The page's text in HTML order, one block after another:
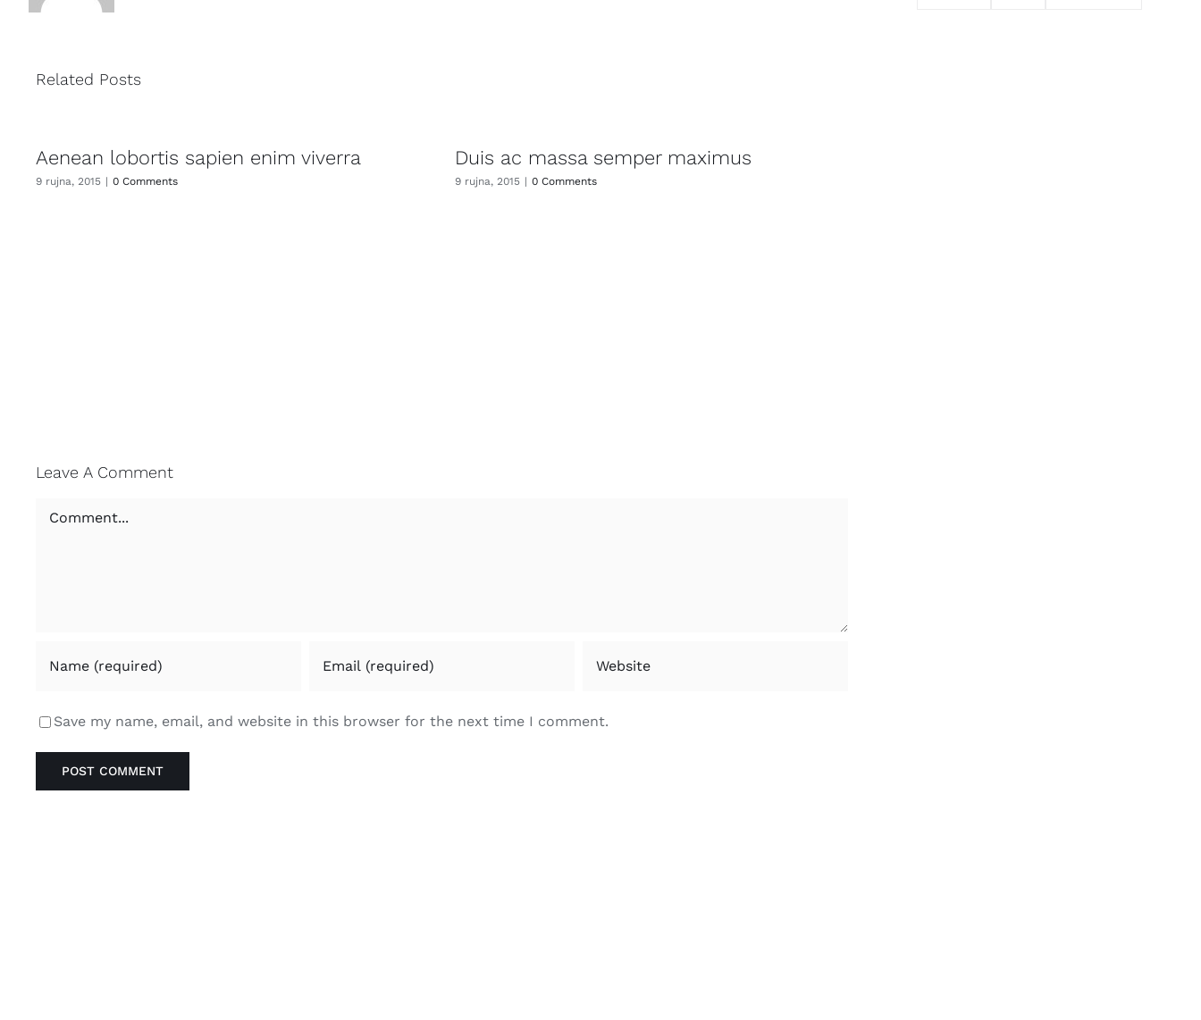
Related Posts
Aenean lobortis sapien enim viverra
9 rujna, 2015 | 0 Comments
Duis ac massa semper maximus
9 rujna, 2015 | 0 Comments
Leave A Comment
Comment
Save my name, email, and website in this browser for the next time I comment.